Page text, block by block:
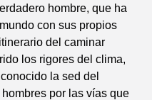
hombre, que ha
con sus propios
del caminar
los rigores del clima,
la sed del
por las vías que